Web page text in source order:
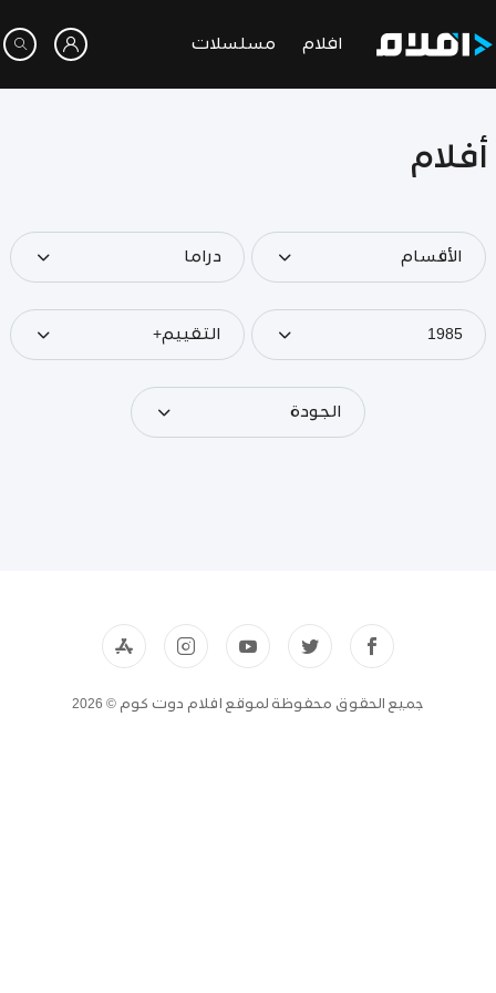
افلام مسلسلات
أفلام
الأقسام دراما
1985 التقييم+
الجودة
جميع الحقوق محفوظة لموقع افلام دوت كوم © 2026